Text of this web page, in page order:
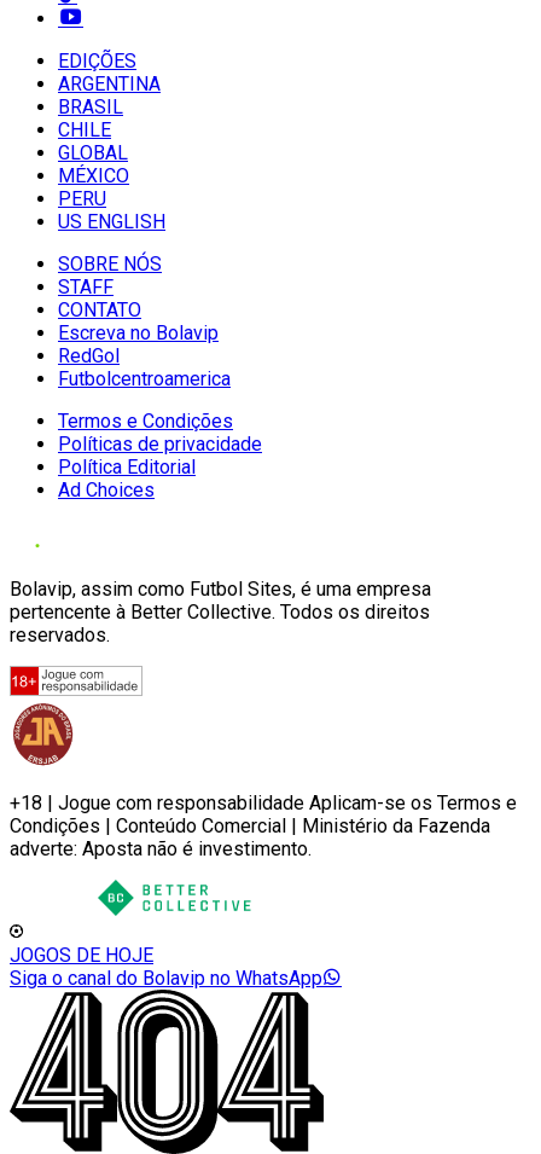
EDIÇÕES
ARGENTINA
BRASIL
CHILE
GLOBAL
MÉXICO
PERU
US ENGLISH
SOBRE NÓS
STAFF
CONTATO
Escreva no Bolavip
RedGol
Futbolcentroamerica
Termos e Condições
Políticas de privacidade
Política Editorial
Ad Choices
Bolavip, assim como Futbol Sites, é uma empresa
pertencente à Better Collective. Todos os direitos
reservados.
+18 | Jogue com responsabilidade Aplicam-se os Termos e
Condições | Conteúdo Comercial | Ministério da Fazenda
adverte: Aposta não é investimento.
JOGOS DE HOJE
Siga o canal do Bolavip no WhatsApp